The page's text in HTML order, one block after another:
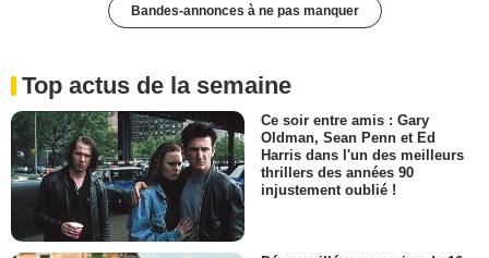
Bandes-annonces à ne pas manquer
Top actus de la semaine
Ce soir entre amis : Gary
Oldman, Sean Penn et Ed
Harris dans l'un des meilleurs
thrillers des années 90
injustement oublié !